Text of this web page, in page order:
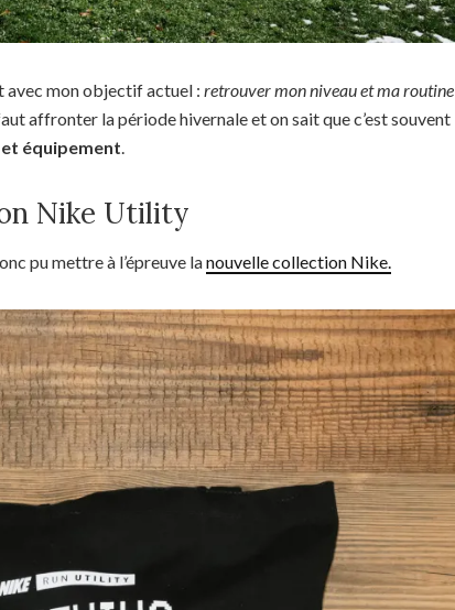
mon objectif actuel : retrouver mon niveau et ma routine
affronter la période hivernale et on sait que c’est souvent
équipement.
Nike Utility
pu mettre à l’épreuve lanouvelle collection Nike.